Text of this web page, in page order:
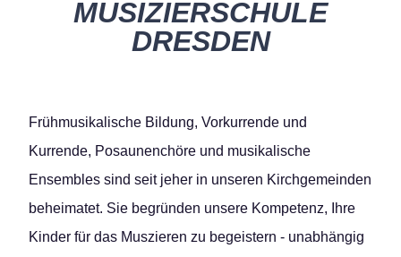
MUSIZIERSCHULE
DRESDEN
Frühmusikalische Bildung, Vorkurrende und
Kurrende, Posaunenchöre und musikalische
Ensembles sind seit jeher in unseren Kirchgemeinden
beheimatet. Sie begründen unsere Kompetenz, Ihre
Kinder für das Muszieren zu begeistern - unabhängig